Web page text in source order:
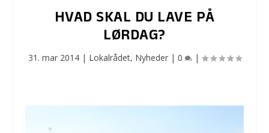
HVAD SKAL DU LAVE PÅ
LØRDAG?
31. mar 2014| Lokalrådet, Nyheder| 0 |